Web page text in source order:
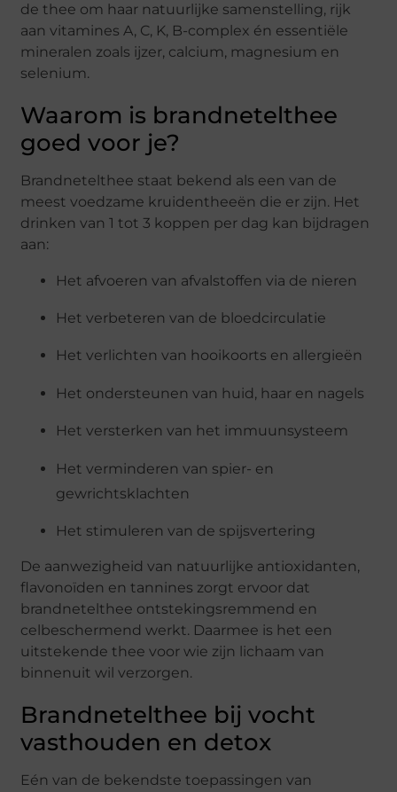
de thee om haar natuurlijke samenstelling, rijk
aan vitamines A, C, K, B-complex én essentiële
mineralen zoals ijzer, calcium, magnesium en
selenium.
Waarom is brandnetelthee
goed voor je?
Brandnetelthee staat bekend als een van de
meest voedzame kruidentheeën die er zijn. Het
drinken van 1 tot 3 koppen per dag kan bijdragen
aan:
Het afvoeren van afvalstoffen via de nieren
Het verbeteren van de bloedcirculatie
Het verlichten van hooikoorts en allergieën
Het ondersteunen van huid, haar en nagels
Het versterken van het immuunsysteem
Het verminderen van spier- en
gewrichtsklachten
Het stimuleren van de spijsvertering
De aanwezigheid van natuurlijke antioxidanten,
flavonoïden en tannines zorgt ervoor dat
brandnetelthee ontstekingsremmend en
celbeschermend werkt. Daarmee is het een
uitstekende thee voor wie zijn lichaam van
binnenuit wil verzorgen.
Brandnetelthee bij vocht
vasthouden en detox
Eén van de bekendste toepassingen van